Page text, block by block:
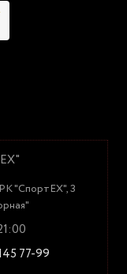
"СпортЕХ", 3
77-99